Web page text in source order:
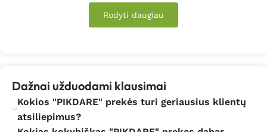
Rodyti daugiau
Dažnai užduodami klausimai
Kokios "PIKDARE" prekės turi geriausius klientų
atsiliepimus?